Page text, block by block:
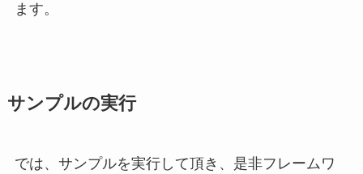
ます。
サンプルの実行
では、サンプルを実行して頂き、是非フレームワ